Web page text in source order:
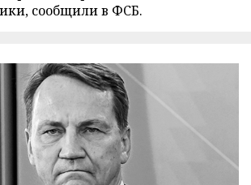
сообщили в ФСБ.